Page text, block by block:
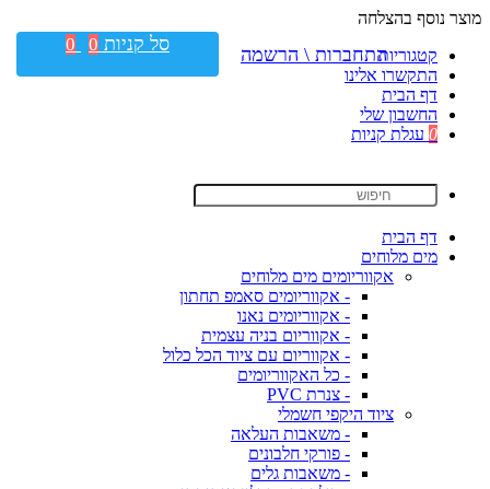
מוצר נוסף בהצלחה
קטגוריות
התקשרו אלינו
דף הבית
החשבון שלי
0 עגלת קניות
דף הבית
מים מלוחים
אקווריומים מים מלוחים
- אקווריומים סאמפ תחתון
- אקווריומים נאנו
- אקווריום בניה עצמית
- אקווריום עם ציוד הכל כלול
- כל האקווריומים
- צנרת PVC
ציוד היקפי חשמלי
- משאבות העלאה
- פורקי חלבונים
- משאבות גלים
התחברות \ הרשמה סל קניות 0
0